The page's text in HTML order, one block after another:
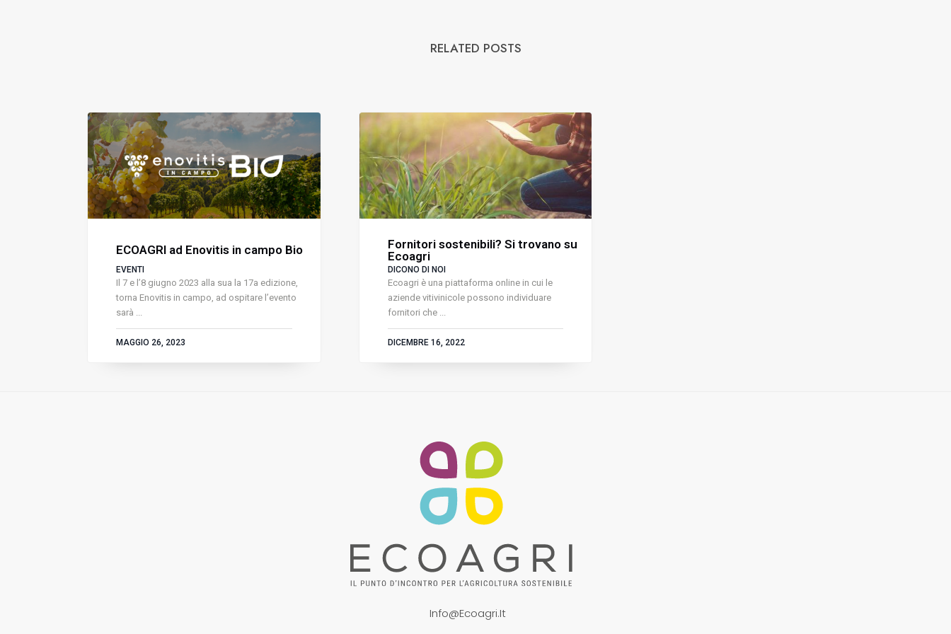
RELATED POSTS
ECOAGRI ad Enovitis in campo Bio
EVENTI
Il 7 e l’8 giugno 2023 alla sua la 17a edizione,
torna Enovitis in campo, ad ospitare l’evento
sarà ...
MAGGIO 26, 2023
Fornitori sostenibili? Si trovano su
Ecoagri
DICONO DI NOI
Ecoagri è una piattaforma online in cui le
aziende vitivinicole possono individuare
fornitori che ...
DICEMBRE 16, 2022
Info@ecoagri.it